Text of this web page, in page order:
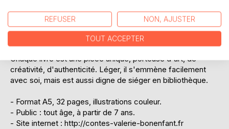
- de porter l'expression libre d'artistes de tous horizons :
illustrateurs, graphistes, peintres, artistes urbains, mais
aussi photographes, designers, architectes...
Chaque livre est une pièce unique, porteuse d'art, de
créativité, d'authenticité. Léger, il s'emmène facilement
avec soi, mais est aussi digne de siéger en bibliothèque.
- Format A5, 32 pages, illustrations couleur.
- Public : tout âge, à partir de 7 ans.
- Site internet : http://contes-valerie-bonenfant.fr
REFUSER NON, AJUSTER
TOUT ACCEPTER